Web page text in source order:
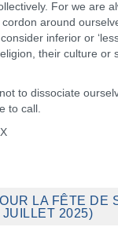
For we are
around
inferior or
their culture or
to dissociate
to call.
LA FÊTE DE
2025)